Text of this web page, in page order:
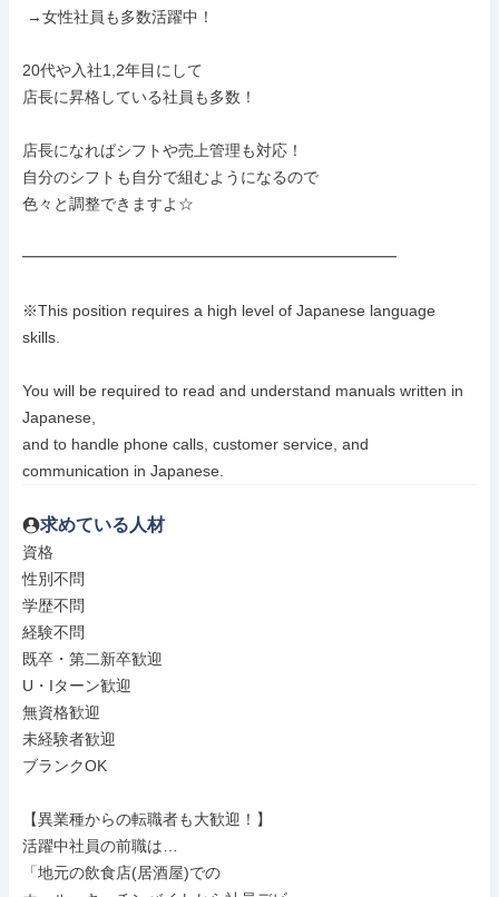
20代や入社1,2年目にして
店長に昇格している社員も多数！
店長になればシフトや売上管理も対応！
自分のシフトも自分で組むようになるので
色々と調整できますよ☆
━━━━━━━━━━━━━━━━━━━━━━━━
※This position requires a high level of Japanese language
skills.
You will be required to read and understand manuals written in
Japanese,
and to handle phone calls, customer service, and
communication in Japanese.
求めている人材
資格
性別不問
学歴不問
経験不問
既卒・第二新卒歓迎
U・Iターン歓迎
無資格歓迎
未経験者歓迎
ブランクOK
【異業種からの転職者も大歓迎！】
活躍中社員の前職は…
「地元の飲食店(居酒屋)での